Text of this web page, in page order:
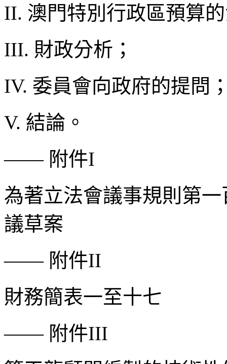
II. 澳門特別行政區預算
III. 財政分析；
IV. 委員會向政府的提問
V. 結論。
—— 附件I
為著立法會議事規則第
議草案
—— 附件II
財務簡表一至十七
—— 附件III